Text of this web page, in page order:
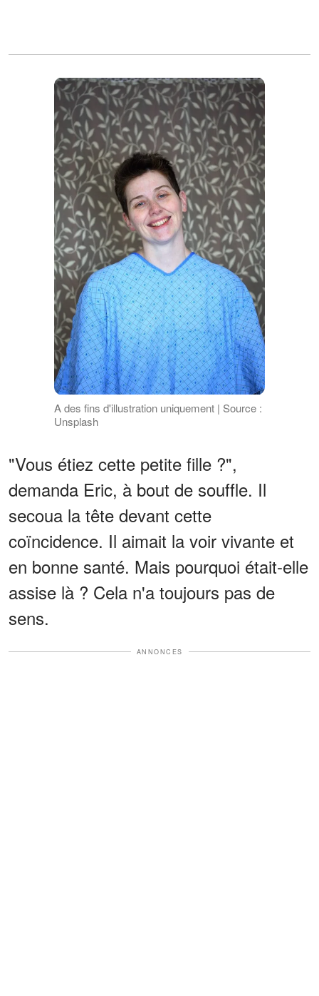
A des fins d'illustration uniquement | Source :
Unsplash
"Vous étiez cette petite fille ?",
demanda Eric, à bout de souffle. Il
secoua la tête devant cette
coïncidence. Il aimait la voir vivante et
en bonne santé. Mais pourquoi était-elle
assise là ? Cela n'a toujours pas de
sens.
ANNONCES